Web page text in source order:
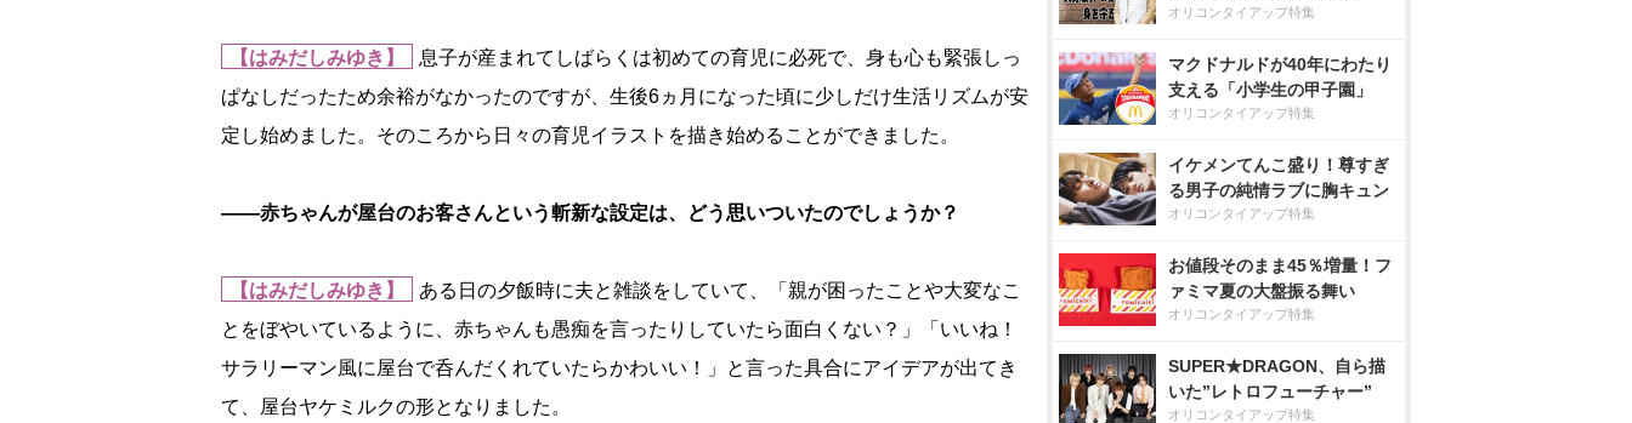
【はみだしみゆき】
息子が産まれてしばらくは初めての育児に必死で、身も心も緊張しっ
ぱなしだったため余裕がなかったのですが、生後6ヵ月になった頃に少しだけ生活リズムが安
定し始めました。そのころから日々の育児イラストを描き始めることができました。
――赤ちゃんが屋台のお客さんという斬新な設定は、どう思いついたのでしょうか？
【はみだしみゆき】
ある日の夕飯時に夫と雑談をしていて、「親が困ったことや大変なこ
とをぼやいているように、赤ちゃんも愚痴を言ったりしていたら面白くない？」「いいね！
サラリーマン風に屋台で呑んだくれていたらかわいい！」と言った具合にアイデアが出てき
て、屋台ヤケミルクの形となりました。
オリコンタイアップ特集
マクドナルドが40年にわたり
支える「小学生の甲子園」
オリコンタイアップ特集
イケメンてんこ盛り！尊すぎ
る男子の純情ラブに胸キュン
オリコンタイアップ特集
お値段そのまま45％増量！フ
ァミマ夏の大盤振る舞い
オリコンタイアップ特集
SUPER★DRAGON、自ら描
いた”レトロフューチャー”
オリコンタイアップ特集